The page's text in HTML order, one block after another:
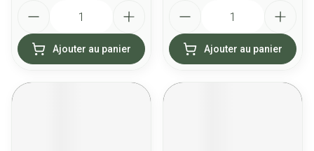
Ajouter au panier Ajouter au panier